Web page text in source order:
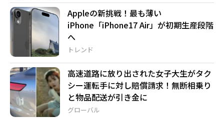
トレンド
Appleの新挑戦！最も薄い
iPhone「iPhone17 Air」が初期生産段階
へ
グローバル
高速道路に放り出された女子大生がタク
シー運転手に対し賠償請求！無断相乗り
と物品配送が引き金に